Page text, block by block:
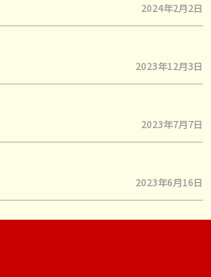
2024年2月2日
2023年12月3日
2023年7月7日
2023年6月16日